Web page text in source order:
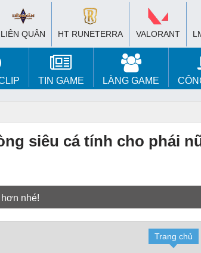
LIÊN QUÂN HT RUNETERRA VALORANT
TIN GAME LÀNG GAME
siêu cá tính cho phái
nhé!
Trang chủ